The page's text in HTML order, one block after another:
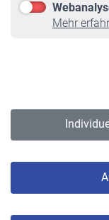
Mehr
Online-Rechner
VBLnewsletter
Erklärung zur